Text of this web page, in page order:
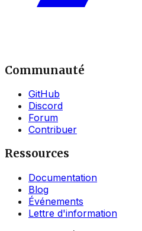
Communauté
GitHub
Discord
Forum
Contribuer
Ressources
Documentation
Blog
Événements
Lettre d'information